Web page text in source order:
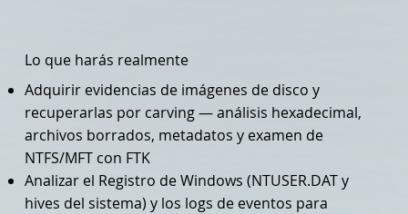
Lo que harás realmente
Adquirir evidencias de imágenes de disco y
recuperarlas por carving — análisis hexadecimal,
archivos borrados, metadatos y examen de
NTFS/MFT con FTK
Analizar el Registro de Windows (NTUSER.DAT y
hives del sistema) y los logs de eventos para